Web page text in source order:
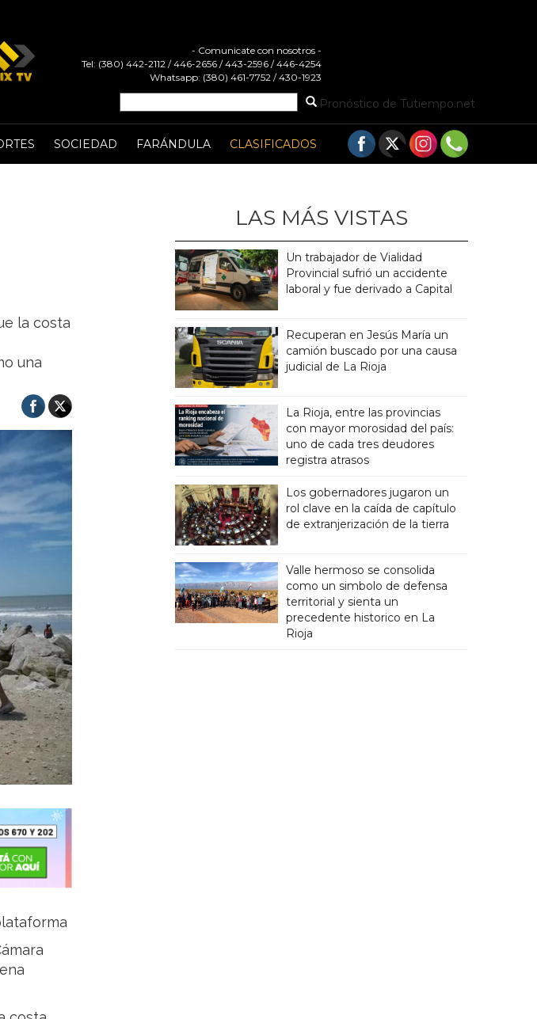
- Comunicate con nosotros -
Tel: (380) 442-2112 / 446-2656 / 443-2596 / 446-4254
Whatsapp: (380) 461-7752 / 430-1923
Pronóstico de Tutiempo.net
SOCIEDAD FARÁNDULA CLASIFICADOS
la costa
una
LAS MÁS VISTAS
Un trabajador de Vialidad
Provincial sufrió un accidente
laboral y fue derivado a Capital
Recuperan en Jesús María un
camión buscado por una causa
judicial de La Rioja
La Rioja, entre las provincias
con mayor morosidad del país:
uno de cada tres deudores
registra atrasos
Los gobernadores jugaron un
rol clave en la caída de capítulo
de extranjerización de la tierra
Valle hermoso se consolida
como un simbolo de defensa
territorial y sienta un
precedente historico en La
Rioja